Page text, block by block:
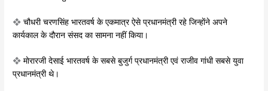
❖ चौधरी चरणसिंह भारतवर्ष के एकमात्र ऐसेप्रधानमंत्री रहे जिन्हाेंने अपने
कार्यकाल केदौरान संसद का सामना नहीं किया।
❖ माेरारजी देसाई भारतवर्ष के सबसे बुजुर्गप्रधानमंत्री एवं राजीव गांधी सबसे युवा
प्रधानमंत्री थे।